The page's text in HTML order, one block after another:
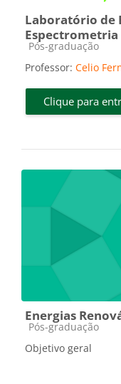
Laboratório de
Espectrometria
Categoria do curso
Pós-graduação
Professor: Celio
Clique para
Energias
Categoria do curso
Pós-graduação
Objetivo geral